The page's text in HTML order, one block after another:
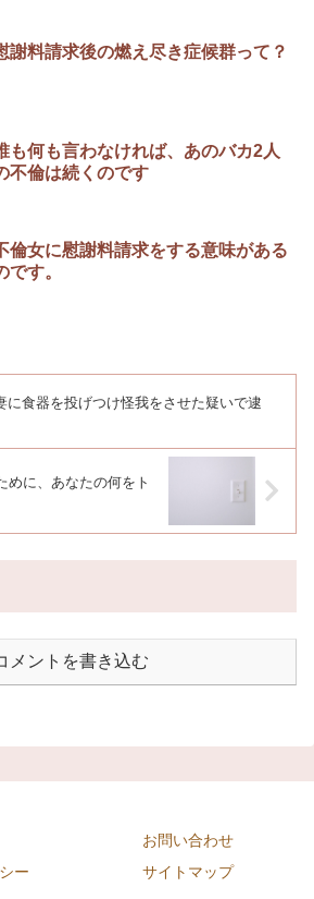
謝料請求後の燃え尽き症候群って？
も何も言わなければ、あのバカ2人
不倫は続くのです
倫女に慰謝料請求をする意味がある
です。
に食器を投げつけ怪我をさせた疑いで逮
めに、あなたの何をト
メントを書き込む
お問い合わせ
ー
サイトマップ